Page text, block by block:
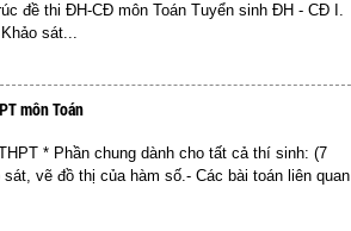
đề thi ĐH-CĐ môn Toán Tuyển sinh ĐH - CĐ I.
sát...
môn Toán
* Phần chung dành cho tất cả thí sinh: (7
vẽ đồ thị của hàm số.- Các bài toán liên quan